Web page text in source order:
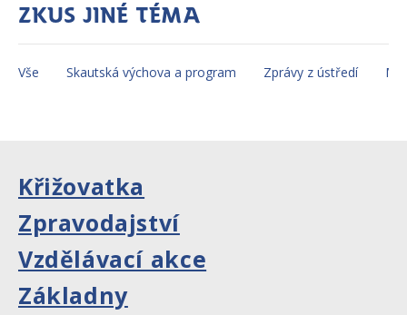
Zkus jiné téma
Vše Skautská výchova a program Zprávy z ústředí
Křižovatka
Zpravodajství
Vzdělávací akce
Základny